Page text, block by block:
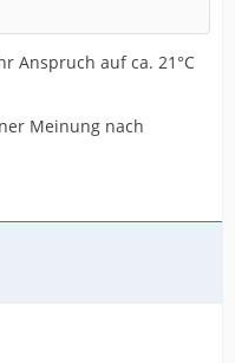
Anspruch auf ca. 21°C
Meinung nach